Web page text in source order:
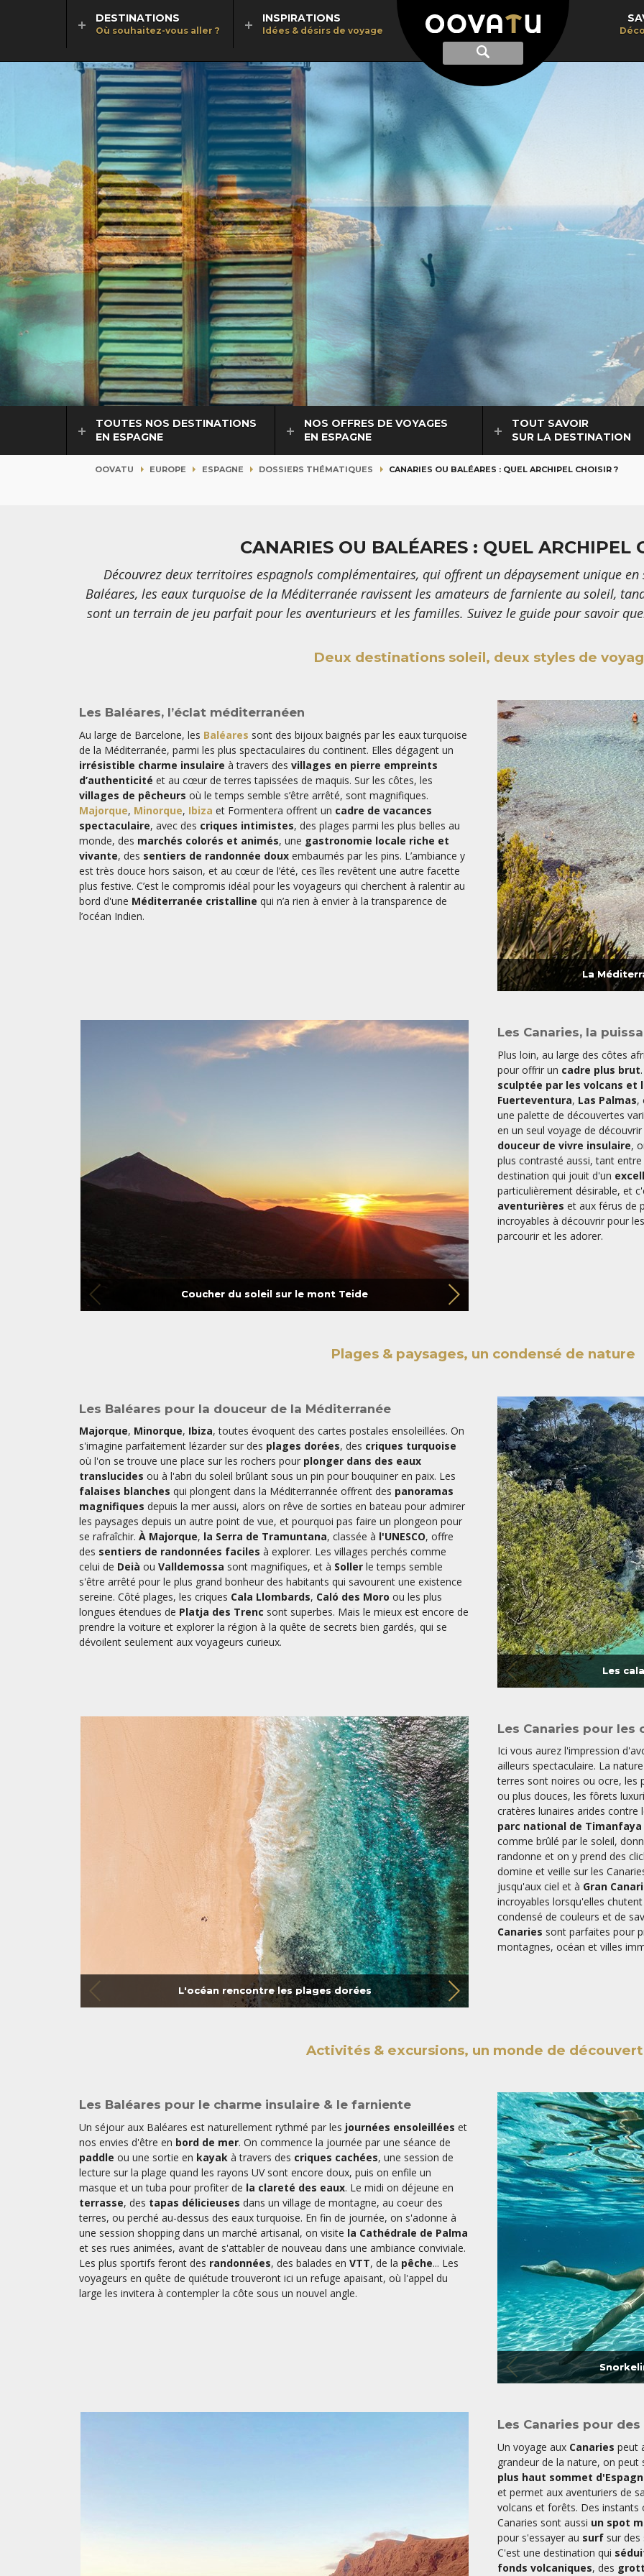
Afficher
recherche
Recherche
DESTINATIONS
Où souhaitez-vous aller ?
INSPIRATIONS
Idées & désirs de voyage
TOUTES NOS DESTINATIONS
EN ESPAGNE
NOS OFFRES DE VOYAGES
EN ESPAGNE
TOUT SAVOIR
SUR LA DESTINATION
OOVATU EUROPE ESPAGNE DOSSIERS THÉMATIQUES CANARIES OU BALÉARES : QUEL ARCHIPEL CHOISIR ?
CANARIES OU BALÉARES : QUEL ARCHIPEL
Découvrez deux territoires espagnols complémentaires, qui offrent un dépaysement unique
Baléares, les eaux turquoise de la Méditerranée ravissent les amateurs de farniente au soleil,
sont un terrain de jeu parfait pour les aventurieurs et les familles. Suivez le guide pour savoir
Deux destinations soleil, deux styles de
La
Les Baléares, l’éclat méditerranéen
Au large de Barcelone, les Baléares sont des bijoux baignés par les eaux turquoise
de la Méditerranée, parmi les plus spectaculaires du continent. Elles dégagent un
irrésistible charme insulaire à travers des villages en pierre empreints
d’authenticité et au cœur de terres tapissées de maquis. Sur les côtes, les
villages de pêcheurs où le temps semble s’être arrêté, sont magnifiques.
Majorque, Minorque, Ibiza et Formentera offrent un cadre de vacances
spectaculaire, avec des criques intimistes, des plages parmi les plus belles au
monde, des marchés colorés et animés, une gastronomie locale riche et
vivante, des sentiers de randonnée douxembaumés par les pins. L’ambiance y
est très douce hors saison, et au cœur de l’été, ces îles revêtent une autre facette
plus festive. C’est le compromis idéal pour les voyageurs qui cherchent à ralentir au
bord d'une Méditerranée cristalline qui n’a rien à envier à la transparence de
l’océan Indien.
Coucher du soleil sur le mont Teide
Les Canaries, la
Plus loin, au large des côtes
pour offrir un cadre plus brut
sculptée par les volcans et
Fuerteventura, Las Palmas,
une palette de découvertes
en un seul voyage de
douceur de vivre insulaire,
plus contrasté aussi, tant entre
destination qui jouit d'un
particulièrement désirable, et
aventurières et aux férus de
incroyables à découvrir pour
parcourir et les adorer.
Plages & paysages, un condensé de nature
Les
Les Baléares pour la douceur de la Méditerranée
Majorque, Minorque, Ibiza, toutes évoquent des cartes postales ensoleillées. On
s'imagine parfaitement lézarder sur des plages dorées, des criques turquoise
où l'on se trouve une place sur les rochers pour plonger dans des eaux
translucides ou à l'abri du soleil brûlant sous un pin pour bouquiner en paix. Les
falaises blanches qui plongent dans la Méditerrannée offrent des panoramas
magnifiques depuis la mer aussi, alors on rêve de sorties en bateau pour admirer
les paysages depuis un autre point de vue, et pourquoi pas faire un plongeon pour
se rafraîchir. À Majorque, la Serra de Tramuntana, classée à l'UNESCO, offre
des sentiers de randonnées faciles à explorer. Les villages perchés comme
celui de Deià ou Valldemossa sont magnifiques, et à Sollerle temps semble
s'être arrêté pour le plus grand bonheur des habitants qui savourent une existence
sereine. Côté plages, les criques Cala Llombards, Caló des Moro ou les plus
longues étendues de Platja des Trenc sont superbes. Mais le mieux est encore de
prendre la voiture et explorer la région à la quête de secrets bien gardés, qui se
dévoilent seulement aux voyageurs curieux.
L'océan rencontre les plages dorées
Les Canaries pour
Ici vous aurez l'impression
ailleurs spectaculaire. La
terres sont noires ou ocre, les
ou plus douces, les fôrets
cratères lunaires arides contre
parc national de Timanfaya
comme brûlé par le soleil,
randonne et on y prend des
domine et veille sur les
jusqu'aux ciel et à Gran
incroyables lorsqu'elles
condensé de couleurs et de
Canaries sont parfaites pour
montagnes, océan et villes
Activités & excursions, un monde de
Les Baléares pour le charme insulaire & le farniente
Un séjour aux Baléares est naturellement rythmé par les journées ensoleillées et
nos envies d'être en bord de mer. On commence la journée par une séance de
paddle ou une sortie en kayakà travers des criques cachées, une session de
lecture sur la plage quand les rayons UV sont encore doux, puis on enfile un
masque et un tuba pour profiter de la clareté des eaux. Le midi on déjeune en
terrasse, des tapas délicieuses dans un village de montagne, au coeur des
terres, ou perché au-dessus des eaux turquoise. En fin de journée, on s'adonne à
une session shopping dans un marché artisanal, on visite la Cathédrale de Palma
et ses rues animées, avant de s'attabler de nouveau dans une ambiance conviviale.
Les plus sportifs feront des randonnées, des balades en VTT, de la pêche... Les
voyageurs en quête de quiétude trouveront ici un refuge apaisant, où l'appel du
large les invitera à contempler la côte sous un nouvel angle.
Les Canaries pour
Un voyage aux Canaries peut
grandeur de la nature, on
plus haut sommet
et permet aux aventuriers de
volcans et forêts. Des instants
Canaries sont aussi un spot
pour s'essayer au surf sur
C'est une destination qui
fonds volcaniques, des